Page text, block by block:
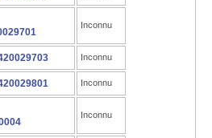
Inconnu
Inconnu
Inconnu
Inconnu